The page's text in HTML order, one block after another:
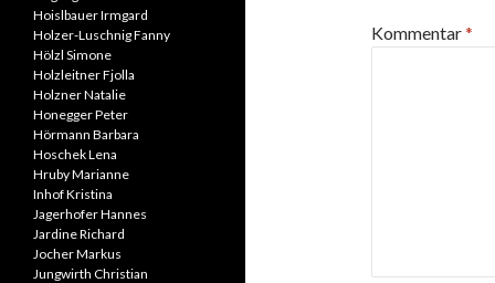
Kommentar*
Hoislbauer Irmgard
Holzer-Luschnig Fanny
Hölzl Simone
Holzleitner Fjolla
Holzner Natalie
Honegger Peter
Hörmann Barbara
Hoschek Lena
Hruby Marianne
Inhof Kristina
Jagerhofer Hannes
Jardine Richard
Jocher Markus
Jungwirth Christian